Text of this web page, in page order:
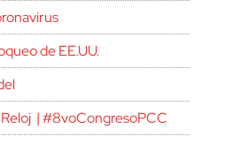
de EE.UU.
Reloj | #8voCongresoPCC